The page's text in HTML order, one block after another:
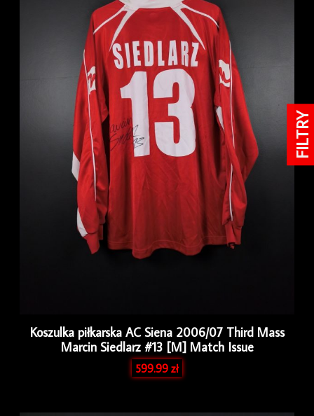
Koszulka piłkarska AC Siena 2006/07 Third Mass
Marcin Siedlarz #13 [M] Match Issue
599.99zł
FILTRY